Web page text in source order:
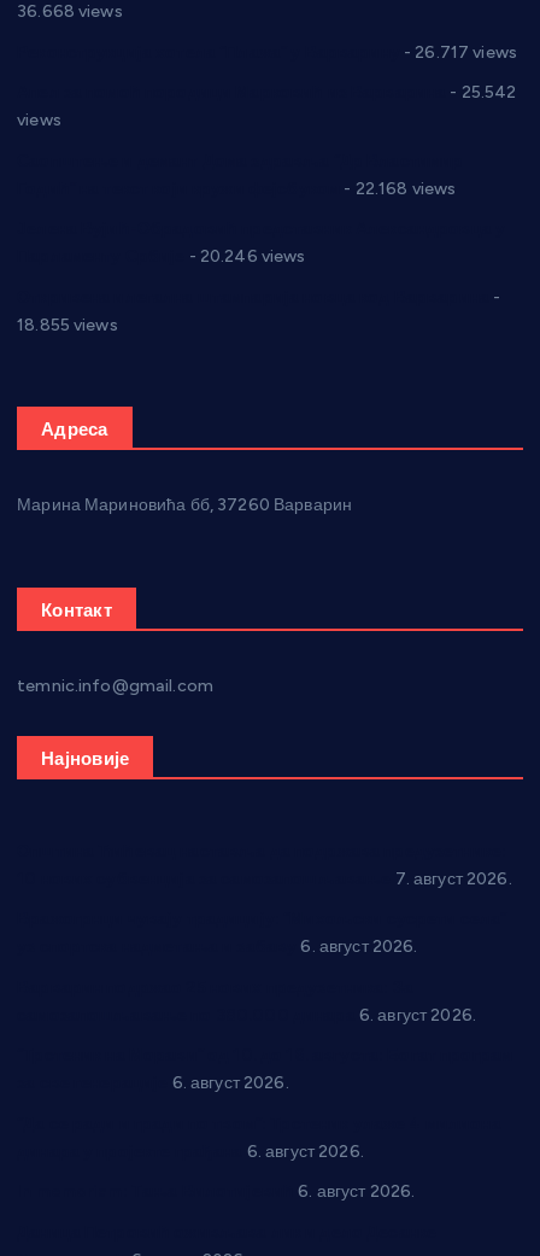
36.668 views
- 26.717 views
- 25.542
views
- 22.168 views
- 20.246 views
-
18.855 views
Адреса
Марина Мариновића бб, 37260 Варварин
Контакт
temnic.info@gmail.com
Најновије
7. август 2026.
6. август 2026.
6. август 2026.
6. август 2026.
6. август 2026.
6. август 2026.